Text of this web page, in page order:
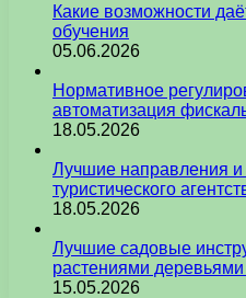
Какие возможности
обучения
05.06.2026
Нормативное
автоматизация
18.05.2026
Лучшие направления
туристического
18.05.2026
Лучшие садовые
растениями деревьями
15.05.2026